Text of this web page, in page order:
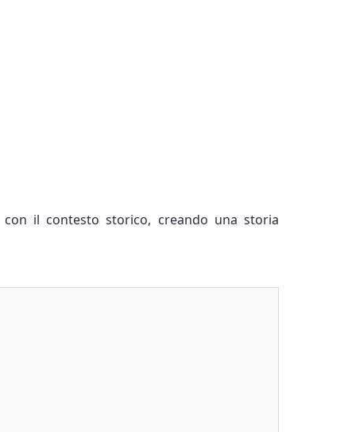
il contesto storico, creando una storia